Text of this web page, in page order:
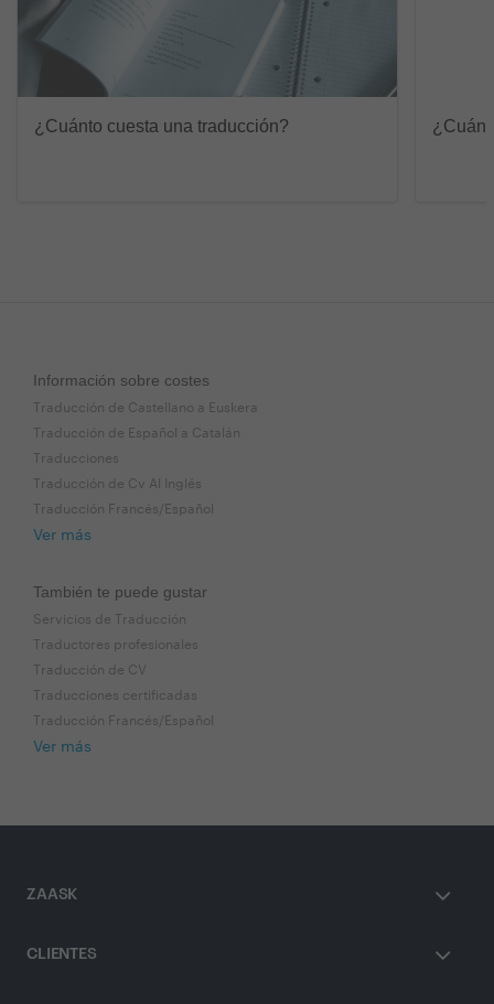
¿Cuánto cuesta una traducción?
Información sobre costes
Traducción de Castellano a Euskera
Traducción de Español a Catalán
Traducciones
Traducción de Cv Al Inglés
Traducción Francés/Español
Ver más
También te puede gustar
Servicios de Traducción
Traductores profesionales
Traducción de CV
Traducciones certificadas
Traducción Francés/Español
Ver más
ZAASK
CLIENTES